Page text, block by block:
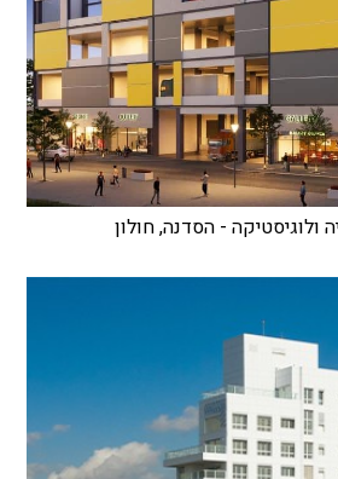
ולוגיסטיקה - הסדנה, חולון